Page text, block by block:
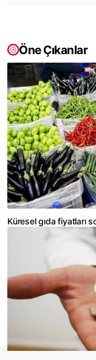
Öne Çıkanlar
Küresel gıda fiyatları